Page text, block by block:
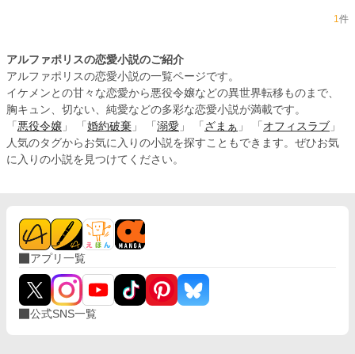
1件
アルファポリスの恋愛小説のご紹介
アルファポリスの恋愛小説の一覧ページです。
イケメンとの甘々な恋愛から悪役令嬢などの異世界転移ものまで、
胸キュン、切ない、純愛などの多彩な恋愛小説が満載です。
「 悪役令嬢 」 「 婚約破棄 」 「 溺愛 」 「 ざまぁ 」 「 オフィスラブ 」
人気のタグからお気に入りの小説を探すこともできます。ぜひお気
に入りの小説を見つけてください。
アプリ一覧
公式SNS一覧